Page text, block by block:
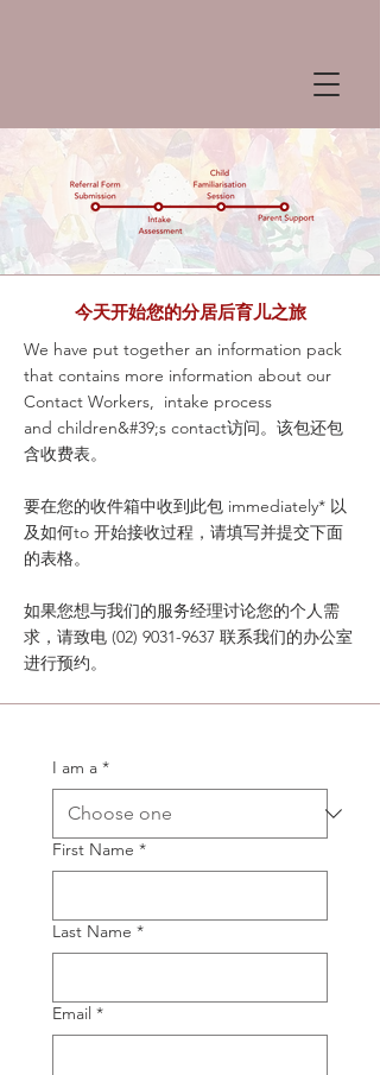
今天开始您的分居后育儿之旅
We have put together an information pack
that contains more information about our
Contact Workers, intake process
and children&#39;s contact访问。该包还包
含收费表。
要在您的收件箱中收到此包 immediately* 以
及如何to 开始接收过程，请填写并提交下面
的表格。
如果您想与我们的服务经理讨论您的个人需
求，请致电 (02) 9031-9637 联系我们的办公室
进行预约。
I am a *
First Name *
Last Name *
Email *